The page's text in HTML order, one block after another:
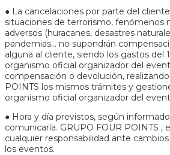
● La cancelaciones por parte del
situaciones de terrorismo, fenómenos
adversos (huracanes, desastres
pandemias… no supondrán
alguna al cliente, siendo los gastos del
organismo oficial organizador del
compensación o devolución,
POINTS los mismos trámites y
organismo oficial organizador del
● Hora y día previstos, según
comunicaría. GRUPO FOUR POINTS ,
cualquier responsabilidad ante
los eventos.